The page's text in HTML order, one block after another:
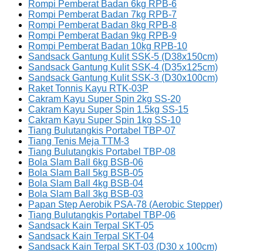
Rompi Pemberat Badan 6kg RPB-6
Rompi Pemberat Badan 7kg RPB-7
Rompi Pemberat Badan 8kg RPB-8
Rompi Pemberat Badan 9kg RPB-9
Rompi Pemberat Badan 10kg RPB-10
Sandsack Gantung Kulit SSK-5 (D38x150cm)
Sandsack Gantung Kulit SSK-4 (D35x125cm)
Sandsack Gantung Kulit SSK-3 (D30x100cm)
Raket Tonnis Kayu RTK-03P
Cakram Kayu Super Spin 2kg SS-20
Cakram Kayu Super Spin 1.5kg SS-15
Cakram Kayu Super Spin 1kg SS-10
Tiang Bulutangkis Portabel TBP-07
Tiang Tenis Meja TTM-3
Tiang Bulutangkis Portabel TBP-08
Bola Slam Ball 6kg BSB-06
Bola Slam Ball 5kg BSB-05
Bola Slam Ball 4kg BSB-04
Bola Slam Ball 3kg BSB-03
Papan Step Aerobik PSA-78 (Aerobic Stepper)
Tiang Bulutangkis Portabel TBP-06
Sandsack Kain Terpal SKT-05
Sandsack Kain Terpal SKT-04
Sandsack Kain Terpal SKT-03 (D30 x 100cm)